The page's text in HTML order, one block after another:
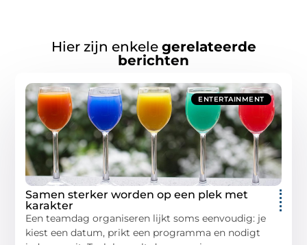
Hier zijn enkele gerelateerde
berichten
ENTERTAINMENT
Samen sterker worden op een plek met
karakter
Een teamdag organiseren lijkt soms eenvoudig: je
kiest een datum, prikt een programma en nodigt